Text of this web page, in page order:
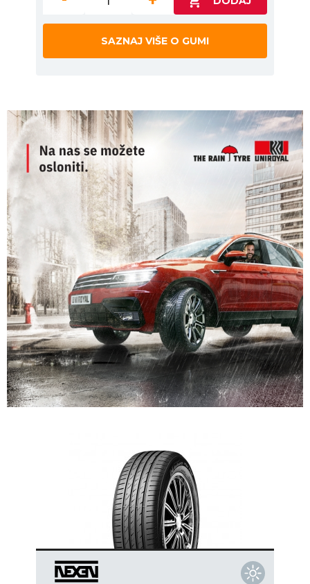
SAZNAJ VIŠE O GUMI